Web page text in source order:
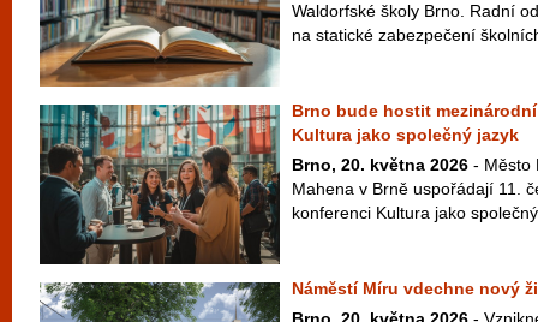
Waldorfské školy Brno. Radní
na statické zabezpečení
Brno bude hostit
Kultura jako společný jazyk
Brno, 20. května 2026 - Město
Mahena v Brně uspořádají 11.
konferenci Kultura jako
Náměstí Míru vdechne nový